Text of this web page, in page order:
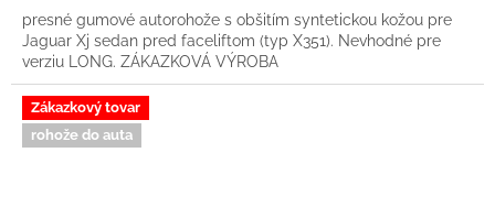
presné gumové autorohože s obšitím syntetickou kožou pre
Jaguar Xj sedan pred faceliftom (typ X351). Nevhodné pre
verziu LONG. ZÁKAZKOVÁ VÝROBA
Zákazkový tovar
rohože do auta